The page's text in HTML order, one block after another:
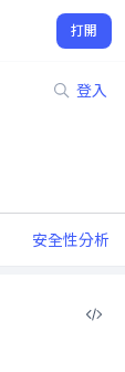
打開
登入
安全性分析